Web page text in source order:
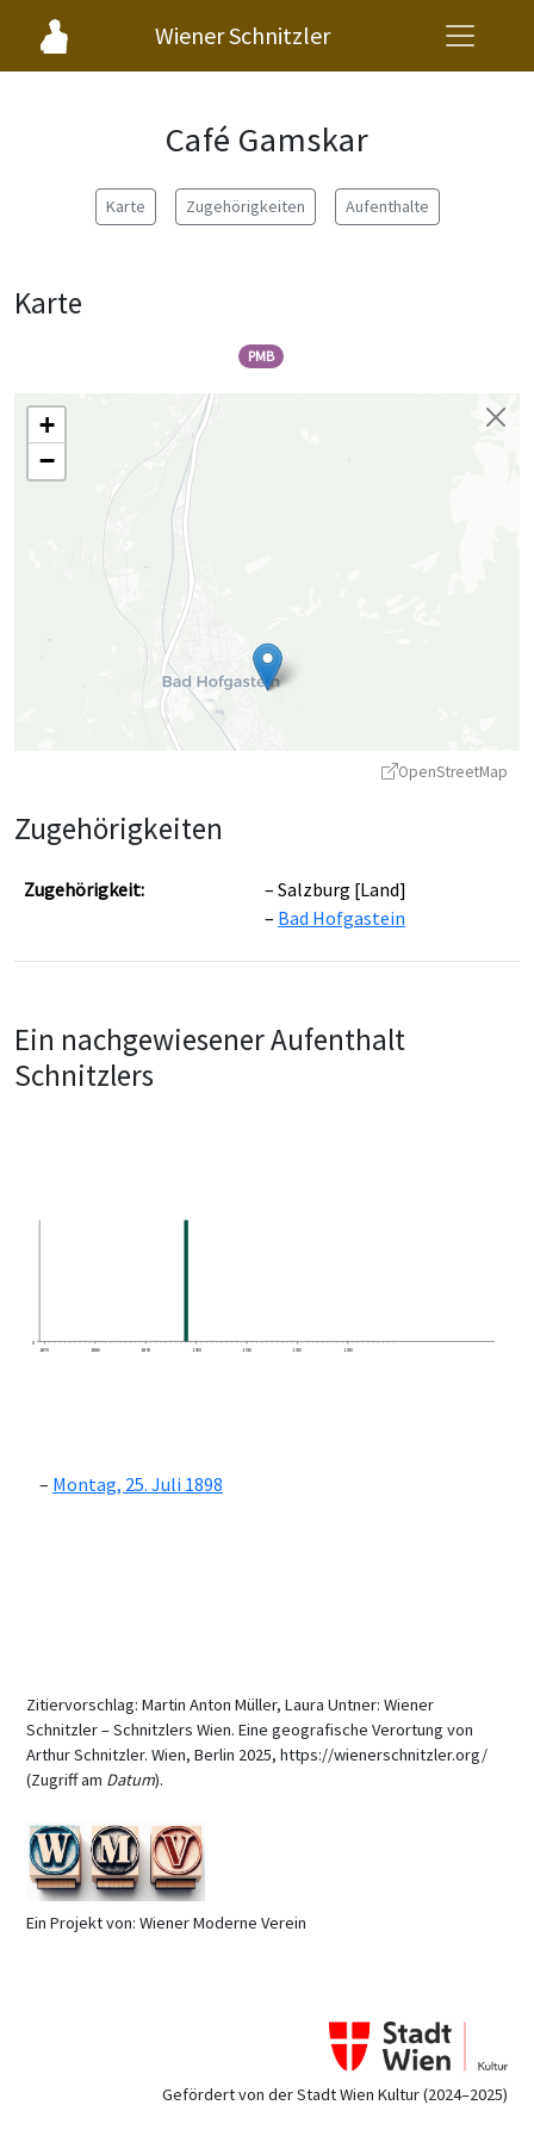
Wiener Schnitzler
Café Gamskar
Karte Zugehörigkeiten Aufenthalte
Karte
PMB
+
−
OpenStreetMap
Zugehörigkeiten
Zugehörigkeit:
Salzburg [Land]
Bad Hofgastein
Ein nachgewiesener Aufenthalt
Schnitzlers
0
1870
1880 1890 1900 1910 1920 1930
Montag, 25. Juli 1898
Zitiervorschlag: Martin Anton Müller, Laura Untner: Wiener
Schnitzler – Schnitzlers Wien. Eine geografische Verortung von
Arthur Schnitzler. Wien, Berlin 2025, https://wienerschnitzler.org/
(Zugriff am Datum).
Ein Projekt von: Wiener Moderne Verein
Gefördert von der Stadt Wien Kultur (2024–2025)